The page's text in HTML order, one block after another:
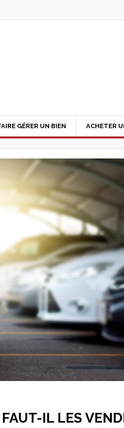
GÉRER UN BIEN ACHETER
IL LES